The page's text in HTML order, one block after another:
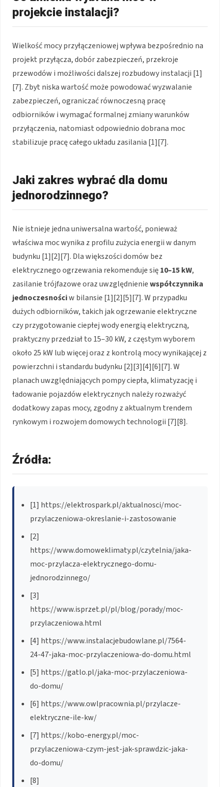
projekcie instalacji?
Wielkość mocy przyłączeniowej wpływa bezpośrednio na
projekt przyłącza, dobór zabezpieczeń, przekroje
przewodów i możliwości dalszej rozbudowy instalacji [1]
[7]. Zbyt niska wartość może powodować wyzwalanie
zabezpieczeń, ograniczać równoczesną pracę
odbiorników i wymagać formalnej zmiany warunków
przyłączenia, natomiast odpowiednio dobrana moc
stabilizuje pracę całego układu zasilania [1][7].
Jaki zakres wybrać dla domu
jednorodzinnego?
Nie istnieje jedna uniwersalna wartość, ponieważ
właściwa moc wynika z profilu zużycia energii w danym
budynku [1][2][7]. Dla większości domów bez
elektrycznego ogrzewania rekomenduje się10–15 kW,
zasilanie trójfazowe oraz uwzględnieniewspółczynnika
jednoczesnościw bilansie [1][2][5][7]. W przypadku
dużych odbiorników, takich jak ogrzewanie elektryczne
czy przygotowanie ciepłej wody energią elektryczną,
praktyczny przedział to 15–30 kW, z częstym wyborem
około 25 kW lub więcej oraz z kontrolą mocy wynikającej z
powierzchni i standardu budynku [2][3][4][6][7]. W
planach uwzględniających pompy ciepła, klimatyzację i
ładowanie pojazdów elektrycznych należy rozważyć
dodatkowy zapas mocy, zgodny z aktualnym trendem
rynkowym i rozwojem domowych technologii [7][8].
Źródła:
[1] https://elektrospark.pl/aktualnosci/moc-
przylaczeniowa-okreslanie-i-zastosowanie
[2]
https://www.domoweklimaty.pl/czytelnia/jaka-
moc-przylacza-elektrycznego-domu-
jednorodzinnego/
[3]
https://www.isprzet.pl/pl/blog/porady/moc-
przylaczeniowa.html
[4] https://www.instalacjebudowlane.pl/7564-
24-47-jaka-moc-przylaczeniowa-do-domu.html
[5] https://gatlo.pl/jaka-moc-przylaczeniowa-
do-domu/
[6] https://www.owlpracownia.pl/przylacze-
elektryczne-ile-kw/
[7] https://kobo-energy.pl/moc-
przylaczeniowa-czym-jest-jak-sprawdzic-jaka-
do-domu/
[8]